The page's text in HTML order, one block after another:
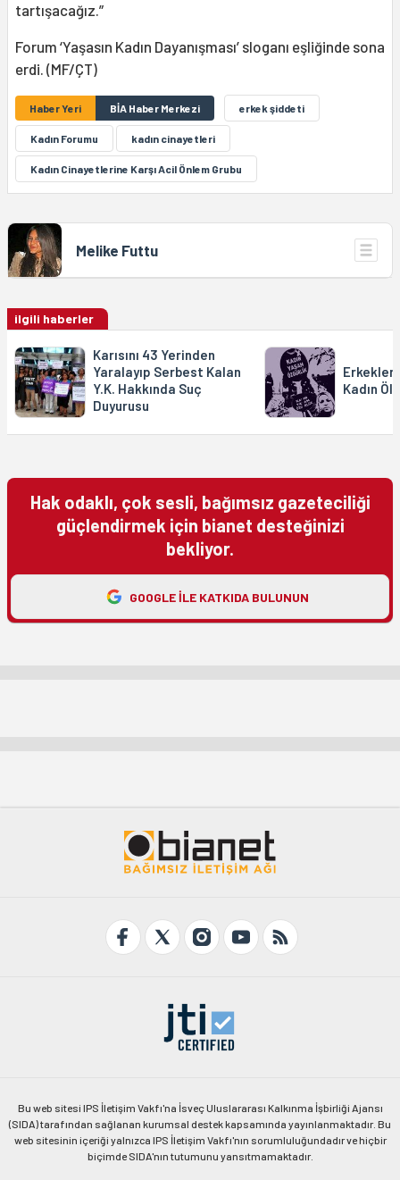
tartışacağız.”
Forum ‘Yaşasın Kadın Dayanışması’ sloganı eşliğinde sona
erdi. (MF/ÇT)
Haber Yeri BİA Haber Merkezi erkek şiddeti
Kadın Forumu kadın cinayetleri
Kadın Cinayetlerine Karşı Acil Önlem Grubu
Melike Futtu
ilgili haberler
Karısını 43 Yerinden
Yaralayıp Serbest Kalan
Y.K. Hakkında Suç
Duyurusu
Erkekler
Kadın
Hak odaklı, çok sesli, bağımsız gazeteciliği
güçlendirmek için bianet desteğinizi
bekliyor.
GOOGLE ILE KATKIDA BULUNUN
Bu web sitesi IPS İletişim Vakfı'na İsveç Uluslararası Kalkınma İşbirliği Ajansı
(SIDA) tarafından sağlanan kurumsal destek kapsamında yayınlanmaktadır. Bu
web sitesinin içeriği yalnızca IPS İletişim Vakfı'nın sorumluluğundadır ve hiçbir
biçimde SIDA'nın tutumunu yansıtmamaktadır.